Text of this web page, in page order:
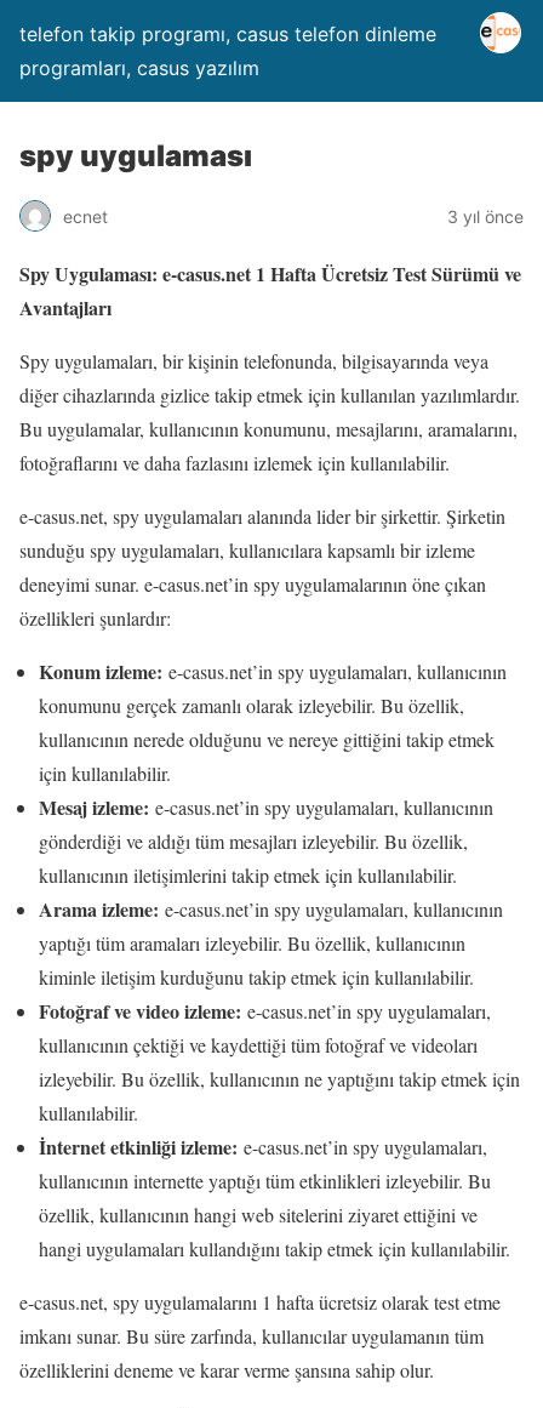
telefon takip programı, casus telefon dinleme
programları, casus yazılım
spy uygulaması
ecnet 3 yıl önce
Spy Uygulaması: e-casus.net 1 Hafta Ücretsiz Test Sürümü ve
Avantajları
Spy uygulamaları, bir kişinin telefonunda, bilgisayarında veya
diğer cihazlarında gizlice takip etmek için kullanılan yazılımlardır.
Bu uygulamalar, kullanıcının konumunu, mesajlarını, aramalarını,
fotoğraflarını ve daha fazlasını izlemek için kullanılabilir.
e-casus.net, spy uygulamaları alanında lider bir şirkettir. Şirketin
sunduğu spy uygulamaları, kullanıcılara kapsamlı bir izleme
deneyimi sunar. e-casus.net’in spy uygulamalarının öne çıkan
özellikleri şunlardır:
Konum izleme: e-casus.net’in spy uygulamaları, kullanıcının
konumunu gerçek zamanlı olarak izleyebilir. Bu özellik,
kullanıcının nerede olduğunu ve nereye gittiğini takip etmek
için kullanılabilir.
Mesaj izleme: e-casus.net’in spy uygulamaları, kullanıcının
gönderdiği ve aldığı tüm mesajları izleyebilir. Bu özellik,
kullanıcının iletişimlerini takip etmek için kullanılabilir.
Arama izleme: e-casus.net’in spy uygulamaları, kullanıcının
yaptığı tüm aramaları izleyebilir. Bu özellik, kullanıcının
kiminle iletişim kurduğunu takip etmek için kullanılabilir.
Fotoğraf ve video izleme: e-casus.net’in spy uygulamaları,
kullanıcının çektiği ve kaydettiği tüm fotoğraf ve videoları
izleyebilir. Bu özellik, kullanıcının ne yaptığını takip etmek için
kullanılabilir.
İnternet etkinliği izleme: e-casus.net’in spy uygulamaları,
kullanıcının internette yaptığı tüm etkinlikleri izleyebilir. Bu
özellik, kullanıcının hangi web sitelerini ziyaret ettiğini ve
hangi uygulamaları kullandığını takip etmek için kullanılabilir.
e-casus.net, spy uygulamalarını 1 hafta ücretsiz olarak test etme
imkanı sunar. Bu süre zarfında, kullanıcılar uygulamanın tüm
özelliklerini deneme ve karar verme şansına sahip olur.